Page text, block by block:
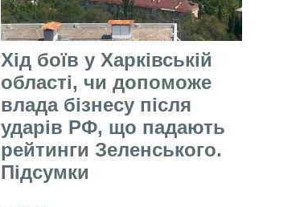
Хід боїв у Харківській
області, чи допоможе
влада бізнесу після
ударів РФ, що падають
рейтинги Зеленського.
Підсумки